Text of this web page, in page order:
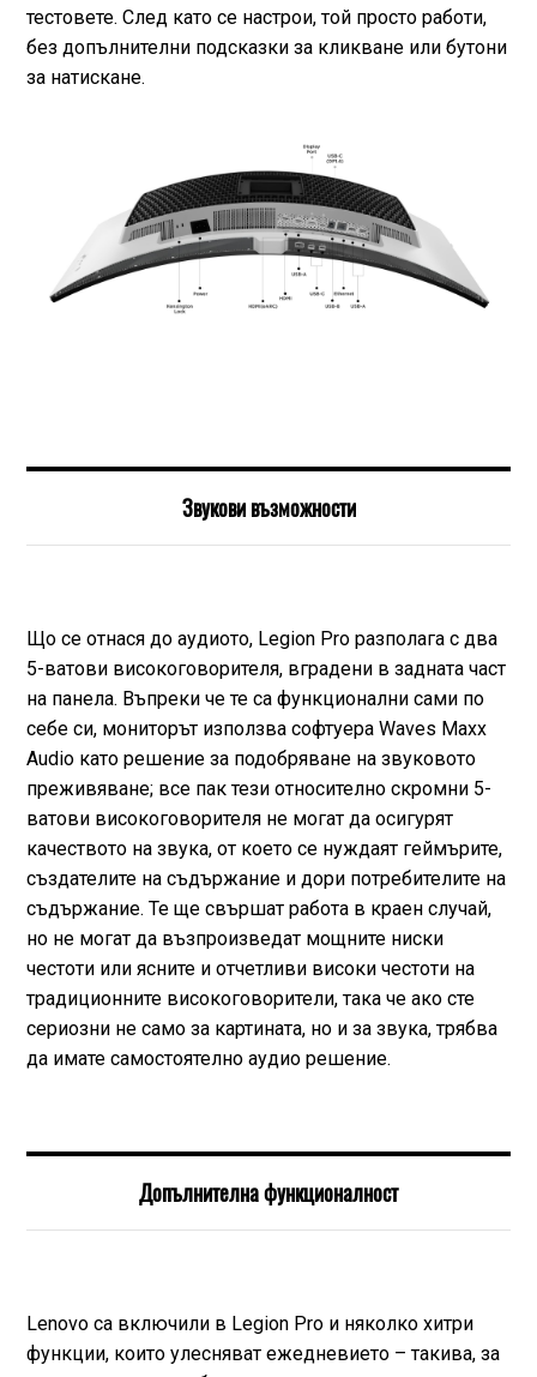
тестовете. След като се настрои, той просто работи,
без допълнителни подсказки за кликване или бутони
за натискане.
Звукови възможности
Що се отнася до аудиото, Legion Pro разполага с два
5-ватови високоговорителя, вградени в задната част
на панела. Въпреки че те са функционални сами по
себе си, мониторът използва софтуера Waves Maxx
Audio като решение за подобряване на звуковото
преживяване; все пак тези относително скромни 5-
ватови високоговорителя не могат да осигурят
качеството на звука, от което се нуждаят геймърите,
създателите на съдържание и дори потребителите на
съдържание. Те ще свършат работа в краен случай,
но не могат да възпроизведат мощните ниски
честоти или ясните и отчетливи високи честоти на
традиционните високоговорители, така че ако сте
сериозни не само за картината, но и за звука, трябва
да имате самостоятелно аудио решение.
Допълнителна функционалност
Lenovo са включили в Legion Pro и няколко хитри
функции, които улесняват ежедневието – такива, за